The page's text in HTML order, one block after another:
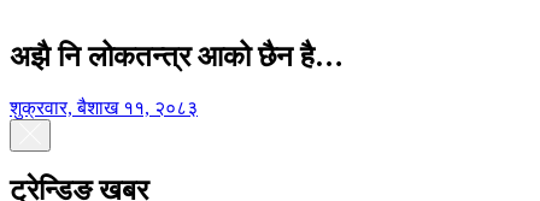
अझै नि लोकतन्त्र आको छैन है…
शुक्रवार, बैशाख ११, २०८३
ट्रेन्डिङ खबर